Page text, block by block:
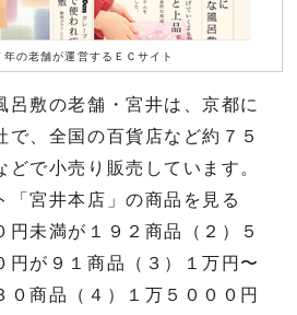
年の老舗が運営するＥＣサイト
敷の老舗・宮井は、京都に
で、全国の百貨店など約７５
どで小売り販売しています。
宮井本店」の商品を見る
円未満が１９２商品（２）５
円が９１商品（３）１万円〜
０商品（４）１万５０００円